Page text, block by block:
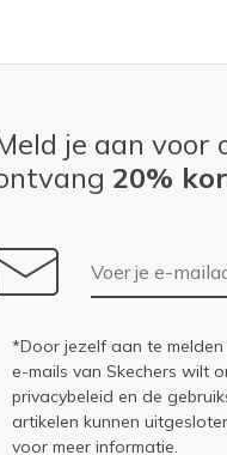
je aan voor
20%
E-mailadres
*Door jezelf aan te
e-mails van Skechers wilt
privacybeleid en de
artikelen kunnen
voor meer informatie.